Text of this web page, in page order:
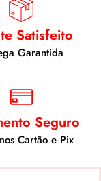
Satisfeito
Garantida
Seguro
Cartão e Pix